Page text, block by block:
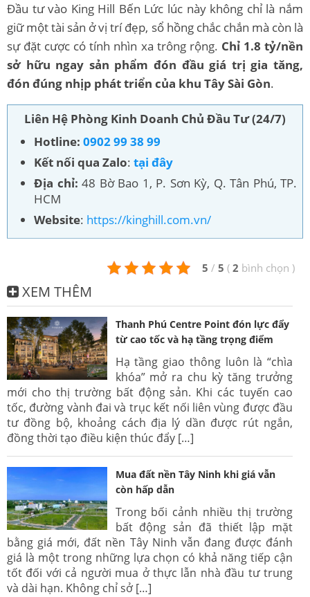
Đầu tư vào King Hill Bến Lức lúc này không chỉ là nắm
giữ một tài sản ở vị trí đẹp, sổ hồng chắc chắn mà còn là
sự đặt cược có tính nhìn xa trông rộng. Chỉ 1.8 tỷ/nền
sở hữu ngay sản phẩm đón đầu giá trị gia tăng,
đón đúng nhịp phát triển của khu Tây Sài Gòn.
Liên Hệ Phòng Kinh Doanh Chủ Đầu Tư (24/7)
Hotline: 0902 99 38 99
Kết nối qua Zalo: tại đây
Địa chỉ: 48 Bờ Bao 1, P. Sơn Kỳ, Q. Tân Phú, TP.
HCM
Website: https://kinghill.com.vn/
5 / 5 ( 2 bình chọn )
XEM THÊM
Thanh Phú Centre Point đón lực đẩy
từ cao tốc và hạ tầng trọng điểm
Hạ tầng giao thông luôn là “chìa
khóa” mở ra chu kỳ tăng trưởng
mới cho thị trường bất động sản. Khi các tuyến cao
tốc, đường vành đai và trục kết nối liên vùng được đầu
tư đồng bộ, khoảng cách địa lý dần được rút ngắn,
đồng thời tạo điều kiện thúc đẩy […]
Mua đất nền Tây Ninh khi giá vẫn
còn hấp dẫn
Trong bối cảnh nhiều thị trường
bất động sản đã thiết lập mặt
bằng giá mới, đất nền Tây Ninh vẫn đang được đánh
giá là một trong những lựa chọn có khả năng tiếp cận
tốt đối với cả người mua ở thực lẫn nhà đầu tư trung
và dài hạn. Không chỉ sở […]